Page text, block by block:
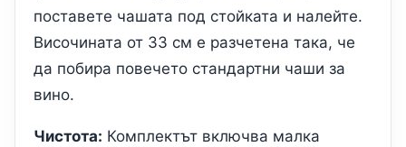
поставете чашата под стойката и налейте.
Височината от 33 см е разчетена така, че
да побира повечето стандартни чаши за
вино.
Чистота: Комплектът включва малка